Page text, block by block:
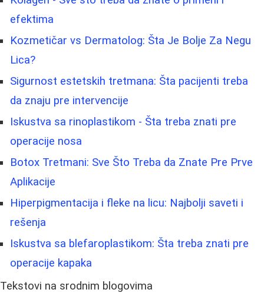
efektima
Kozmetičar vs Dermatolog: Šta Je Bolje Za Negu
Lica?
Sigurnost estetskih tretmana: Šta pacijenti treba
da znaju pre intervencije
Iskustva sa rinoplastikom - Šta treba znati pre
operacije nosa
Botox Tretmani: Sve Što Treba da Znate Pre Prve
Aplikacije
Hiperpigmentacija i fleke na licu: Najbolji saveti i
rešenja
Iskustva sa blefaroplastikom: Šta treba znati pre
operacije kapaka
Tekstovi na srodnim blogovima